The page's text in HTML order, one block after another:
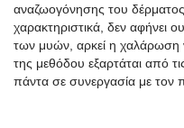
αναζωογόνησης του
χαρακτηριστικά, δεν αφήνει
των μυών, αρκεί η χαλάρωση
της μεθόδου εξαρτάται από
πάντα σε συνεργασία με τον